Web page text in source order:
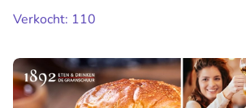
Verkocht: 110